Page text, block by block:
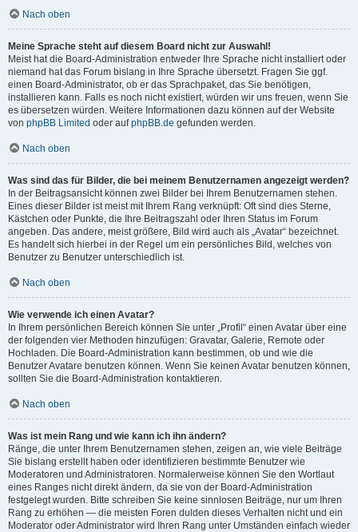
Nach oben
Meine Sprache steht auf diesem Board nicht zur Auswahl!
Meist hat die Board-Administration entweder Ihre Sprache nicht installiert oder
niemand hat das Forum bislang in Ihre Sprache übersetzt. Fragen Sie ggf.
einen Board-Administrator, ob er das Sprachpaket, das Sie benötigen,
installieren kann. Falls es noch nicht existiert, würden wir uns freuen, wenn Sie
es übersetzen würden. Weitere Informationen dazu können auf der Website
von phpBB Limited oder aufphpBB.de gefunden werden.
Nach oben
Was sind das für Bilder, die bei meinem Benutzernamen angezeigt werden?
In der Beitragsansicht können zwei Bilder bei Ihrem Benutzernamen stehen.
Eines dieser Bilder ist meist mit Ihrem Rang verknüpft: Oft sind dies Sterne,
Kästchen oder Punkte, die Ihre Beitragszahl oder Ihren Status im Forum
angeben. Das andere, meist größere, Bild wird auch als „Avatar“ bezeichnet.
Es handelt sich hierbei in der Regel um ein persönliches Bild, welches von
Benutzer zu Benutzer unterschiedlich ist.
Nach oben
Wie verwende ich einen Avatar?
In Ihrem persönlichen Bereich können Sie unter „Profil“ einen Avatar über eine
der folgenden vier Methoden hinzufügen: Gravatar, Galerie, Remote oder
Hochladen. Die Board-Administration kann bestimmen, ob und wie die
Benutzer Avatare benutzen können. Wenn Sie keinen Avatar benutzen können,
sollten Sie die Board-Administration kontaktieren.
Nach oben
Was ist mein Rang und wie kann ich ihn ändern?
Ränge, die unter Ihrem Benutzernamen stehen, zeigen an, wie viele Beiträge
Sie bislang erstellt haben oder identifizieren bestimmte Benutzer wie
Moderatoren und Administratoren. Normalerweise können Sie den Wortlaut
eines Ranges nicht direkt ändern, da sie von der Board-Administration
festgelegt wurden. Bitte schreiben Sie keine sinnlosen Beiträge, nur um Ihren
Rang zu erhöhen — die meisten Foren dulden dieses Verhalten nicht und ein
Moderator oder Administrator wird Ihren Rang unter Umständen einfach wieder